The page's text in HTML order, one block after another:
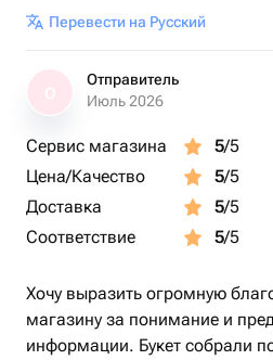
Перевести на Русский
Отправитель
Июль 2026
Сервис магазина 5/5
Цена/Качество
5/5
Доставка
5/5
Соответствие
5/5
Хочу выразить огромную
магазину за понимание и
информации. Букет собрали